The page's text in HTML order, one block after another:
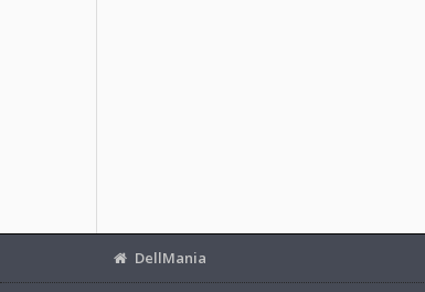
DellMania